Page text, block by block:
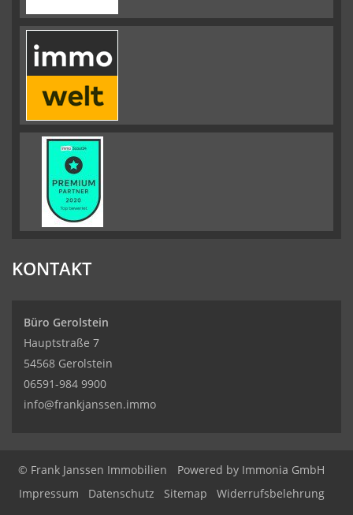
KONTAKT
Büro Gerolstein
Hauptstraße 7
54568 Gerolstein
06591-984 9900
info@frankjanssen.immo
© Frank Janssen Immobilien
Powered by Immonia GmbH
Impressum
Datenschutz Sitemap Widerrufsbelehrung